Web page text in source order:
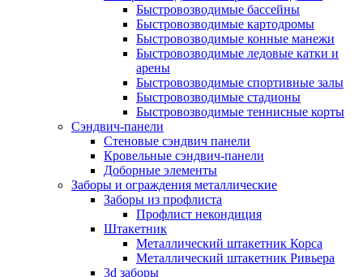
Быстровозводимые бассейны
Быстровозводимые картодромы
Быстровозводимые конные манежи
Быстровозводимые ледовые катки и
арены
Быстровозводимые спортивные залы
Быстровозводимые стадионы
Быстровозводимые теннисные корты
Сэндвич-панели
Стеновые сэндвич панели
Кровельные сэндвич-панели
Доборные элементы
Заборы и ограждения металлические
Заборы из профлиста
Профлист некондиция
Штакетник
Металлический штакетник Корса
Металлический штакетник Ривьера
3d заборы